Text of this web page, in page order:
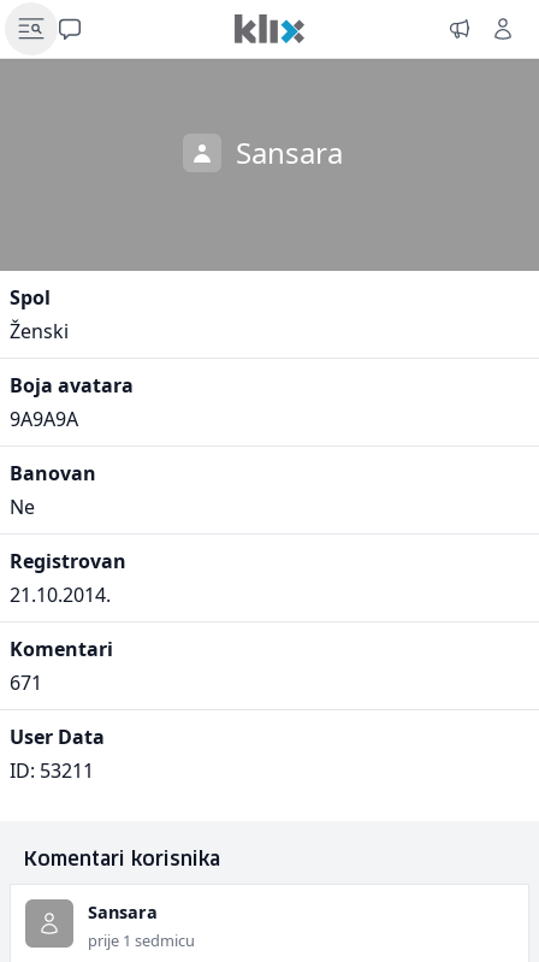
Sansara
Spol
Ženski
Boja avatara
9A9A9A
Banovan
Ne
Registrovan
21.10.2014.
Komentari
671
User Data
ID: 53211
Komentari korisnika
Sansara
prije 1 sedmicu